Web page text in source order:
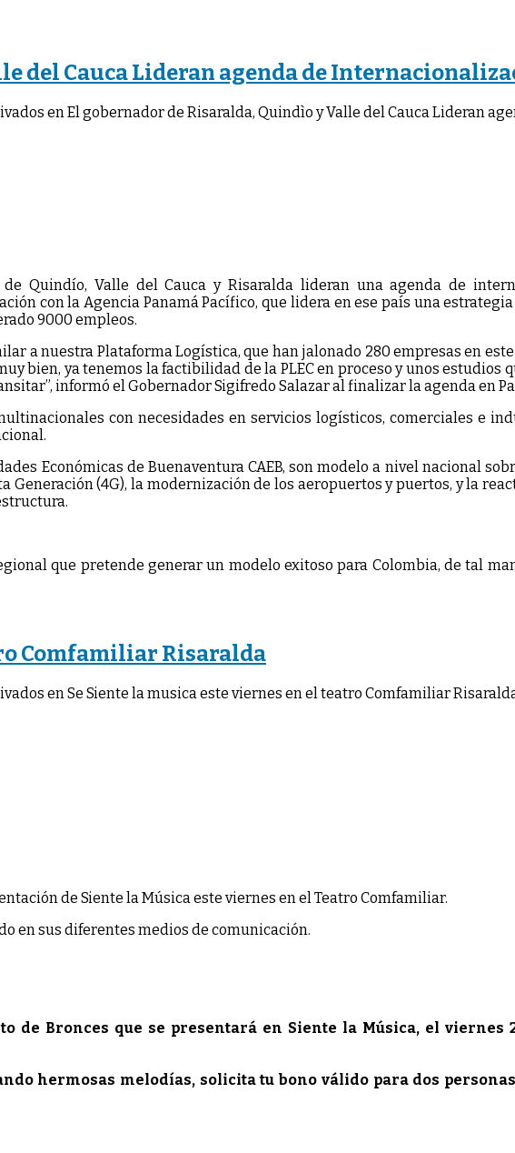
del Cauca Lideran agenda de
en El gobernador de Risaralda, Quindìo y Valle del Cauca Lideran
Quindío, Valle del Cauca y Risaralda lideran una agenda de
con la Agencia Panamá Pacífico, que lidera en ese país una
9000 empleos.
a nuestra Plataforma Logística, que han jalonado 280 empresas en
bien, ya tenemos la factibilidad de la PLEC en proceso y unos
informó el Gobernador Sigifredo Salazar al finalizar la agenda en
con necesidades en servicios logísticos, comerciales e
Económicas de Buenaventura CAEB, son modelo a nivel nacional
Generación (4G), la modernización de los aeropuertos y puertos, y la
que pretende generar un modelo exitoso para Colombia, de tal
Comfamiliar Risaralda
en Se Siente la musica este viernes en el teatro Comfamiliar
de Siente la Música este viernes en el Teatro Comfamiliar.
en sus diferentes medios de comunicación.
de Bronces que se presentará en Siente la Música, el viernes
hermosas melodías, solicita tu bono válido para dos